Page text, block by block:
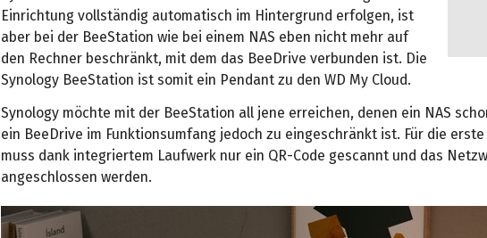
Einrichtung vollständig automatisch im Hintergrund erfolgen, ist
aber bei der BeeStation wie bei einem NAS eben nicht mehr auf
den Rechner beschränkt, mit dem das BeeDrive verbunden ist. Die
Synology BeeStation ist somit ein Pendant zu den WD My Cloud.
Synology möchte mit der BeeStation all jene erreichen, denen ein NAS
ein BeeDrive im Funktionsumfang jedoch zu eingeschränkt ist. Für die
muss dank integriertem Laufwerk nur ein QR-Code gescannt und das
angeschlossen werden.